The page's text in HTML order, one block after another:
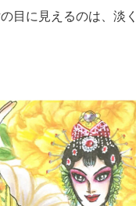
目に見えるのは、淡